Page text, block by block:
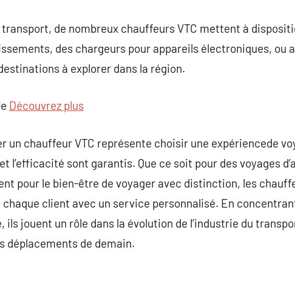
de nombreux chauffeurs VTC mettent à
des chargeurs pour appareils électroniques, ou
à explorer dans la région.
Découvrez plus
un chauffeur VTC représente choisir une expériencede
l’efficacité sont garantis. Que ce soit pour des voyages
pour le bien-être de voyager avec distinction, les
client avec un service personnalisé. En
ils jouent un rôle dans la évolution de l’industrie du
déplacements de demain.